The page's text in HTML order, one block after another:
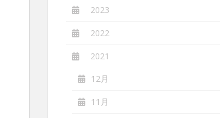
2023
2022
2021
12月
11月